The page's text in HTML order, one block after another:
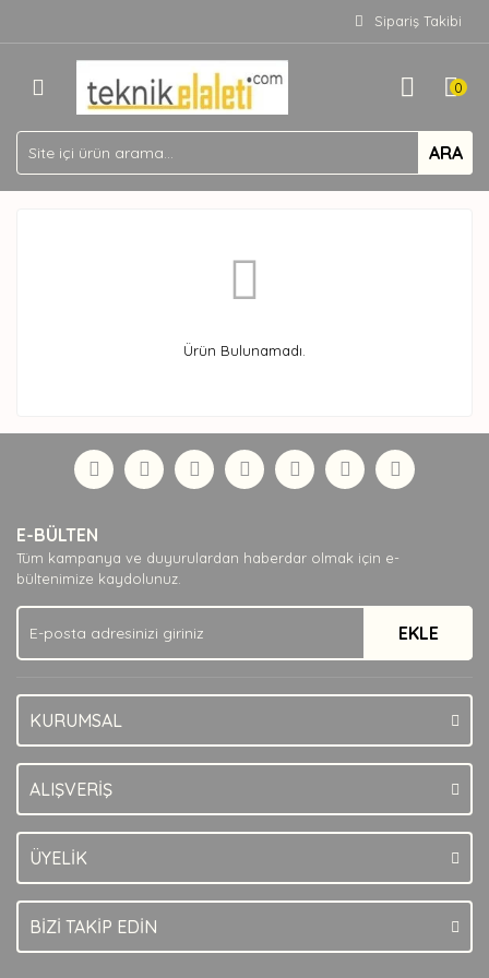
Sipariş Takibi
ARA
0
Ürün Bulunamadı.
E-BÜLTEN
Tüm kampanya ve duyurulardan haberdar olmak için e-
bültenimize kaydolunuz.
EKLE
KURUMSAL
ALIŞVERİŞ
ÜYELİK
BİZİ TAKİP EDİN